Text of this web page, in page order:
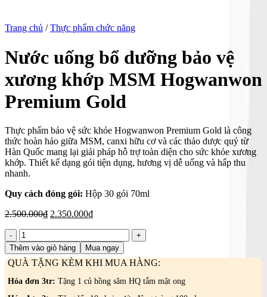
Trang chủ / Thực phẩm chức năng
Nước uống bổ dưỡng bảo vệ
xương khớp MSM Hogwanwon
Premium Gold
Thực phẩm bảo vệ sức khỏe Hogwanwon Premium Gold là công
thức hoàn hảo giữa MSM, canxi hữu cơ và các thảo dược quý từ
Hàn Quốc mang lại giải pháp hỗ trợ toàn diện cho sức khỏe xương
khớp. Thiết kế dạng gói tiện dụng, hương vị dễ uống và hấp thu
nhanh.
Quy cách đóng gói: Hộp 30 gói 70ml
2.500.000₫ Giá
2.500.000₫.
2.350.000₫Giá
là:
2.350.000₫.
Nước
uống
bổ
dưỡng
bảo
vệ
Thêm vào giỏ hàng Mua ngay
QUÀ TẶNG KÈM KHI MUA HÀNG:
Hóa đơn 3tr: Tặng 1 củ hồng sâm HQ tẩm mật ong